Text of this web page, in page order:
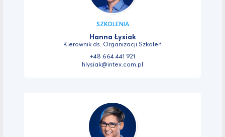
SZKOLENIA
Hanna Łysiak
Kierownik ds. Organizacji Szkoleń
+48 664 441 921
hlysiak@intex.com.pl